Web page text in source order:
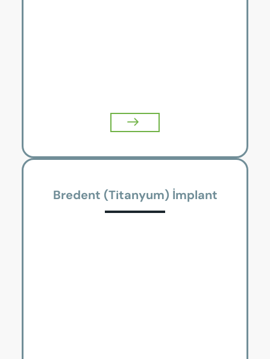
Bredent (Titanyum) İmplant